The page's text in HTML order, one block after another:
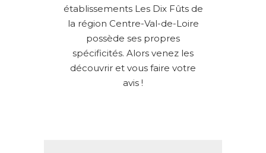
établissements Les Dix Fûts de
la région Centre-Val-de-Loire
possède ses propres
spécificités. Alors venez les
découvrir et vous faire votre
avis !